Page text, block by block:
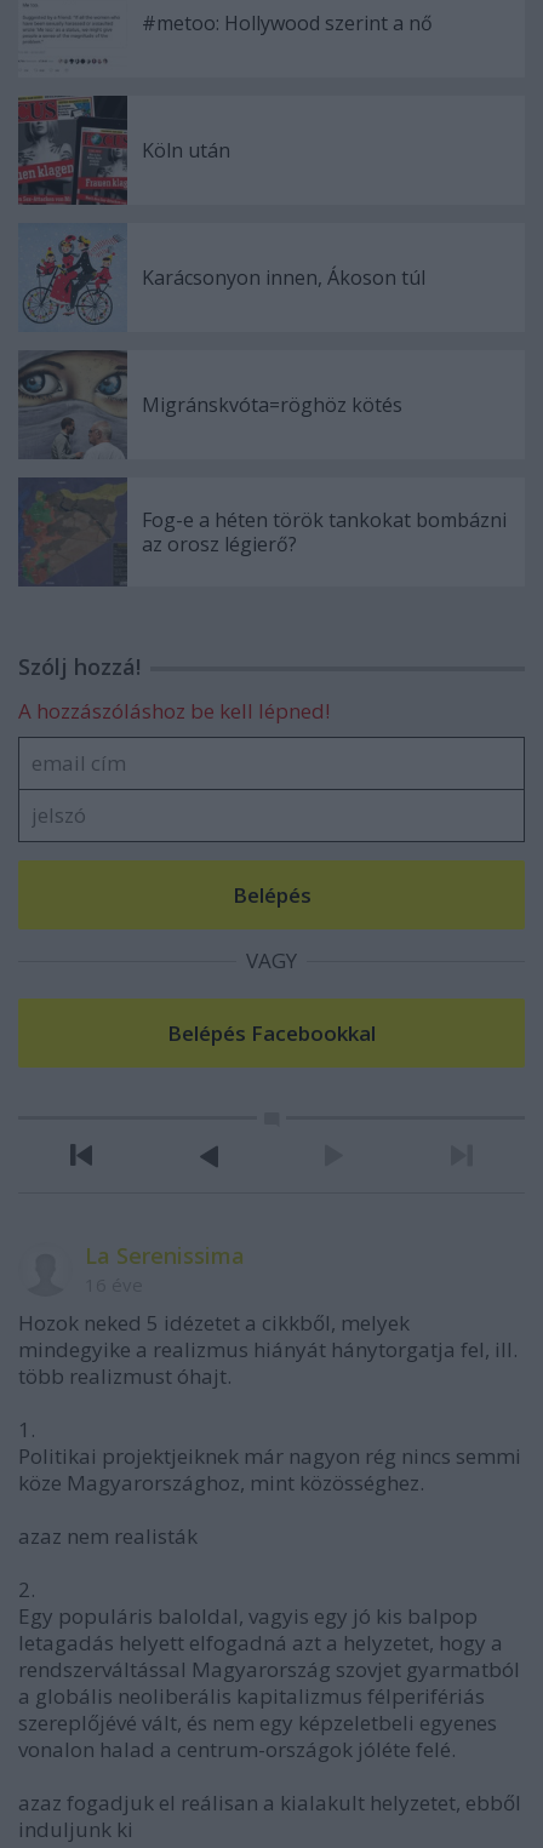
#metoo: Hollywood szerint a nő
Köln után
Karácsonyon innen, Ákoson túl
Migránskvóta=röghöz kötés
Fog-e a héten török tankokat bombázni
az orosz légierő?
Szólj hozzá!
A hozzászóláshoz be kell lépned!
VAGY
La Serenissima
Hozok neked 5 idézetet a cikkből, melyek
mindegyike a realizmus hiányát hánytorgatja fel, ill.
több realizmust óhajt.
1.
Politikai projektjeiknek már nagyon rég nincs semmi
köze Magyarországhoz, mint közösséghez.
azaz nem realisták
2.
Egy populáris baloldal, vagyis egy jó kis balpop
letagadás helyett elfogadná azt a helyzetet, hogy a
rendszerváltással Magyarország szovjet gyarmatból
a globális neoliberális kapitalizmus félperifériás
szereplőjévé vált, és nem egy képzeletbeli egyenes
vonalon halad a centrum-országok jóléte felé.
azaz fogadjuk el reálisan a kialakult helyzetet, ebből
induljunk ki